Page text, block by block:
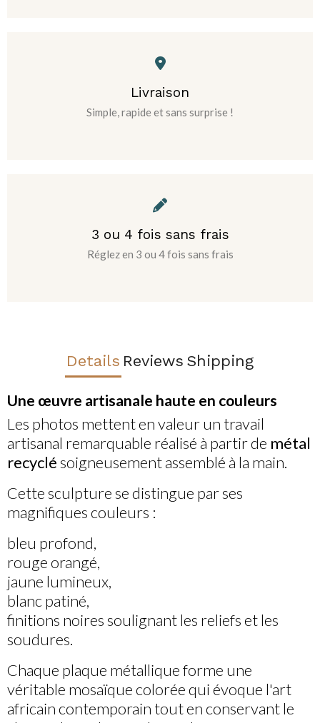
Livraison
Simple, rapide et sans surprise !
3 ou 4 fois sans frais
Réglez en 3 ou 4 fois sans frais
Details Reviews Shipping
Une œuvre artisanale haute en couleurs
Les photos mettent en valeur un travail
artisanal remarquable réalisé à partir de métal
recyclésoigneusement assemblé à la main.
Cette sculpture se distingue par ses
magnifiques couleurs :
bleu profond,
rouge orangé,
jaune lumineux,
blanc patiné,
finitions noires soulignant les reliefs et les
soudures.
Chaque plaque métallique forme une
véritable mosaïque colorée qui évoque l'art
africain contemporain tout en conservant le